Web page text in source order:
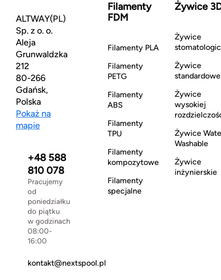
ALTWAY(PL)
Sp. z o. o.
Aleja
Grunwaldzka
212
80-266
Gdańsk,
Polska
Pokaż na
mapie
+48 588
810 078
Pracujemy
od
poniedziałku
do piątku
w godzinach
08:00-
16:00
kontakt@nextspool.pl
Filamenty
FDM
Filamenty PLA
Filamenty
PETG
Filamenty
ABS
Filamenty
TPU
Filamenty
kompozytowe
Filamenty
specjalne
Żywice
Żywice
Żywice
standardowe
Żywice
wysokiej
Żywice
Washable
Żywice
inżynierskie